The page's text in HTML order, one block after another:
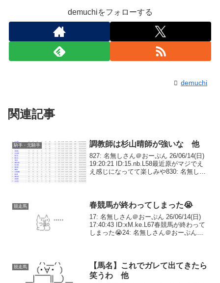
demuchiをフォローする
demuchi
関連記事
騎手・元騎手 調教師は杉山晴師が強いな 他
827: 名無しさん＠おーぷん 26/06/14(日)
19:20:21 ID:15.nb.L58最近原がマジでえ
え感じになってて楽しみや830: 名無しさ
競走馬 春競馬が終わってしまった😭
17: 名無しさん＠おーぷん 26/06/14(日)
17:40:43 ID:xM.ke.L67春競馬が終わって
しまった😭24: 名無しさん＠おーぷん
競走馬
【馬名】これでガレて出てきたら
笑うわ 他